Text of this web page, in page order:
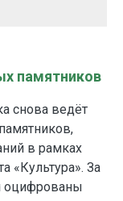
памятников
снова ведёт
в рамках
«Культура». За
оцифрованы